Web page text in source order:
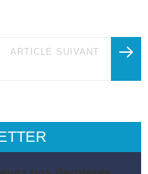
ARTICLE SUIVANT